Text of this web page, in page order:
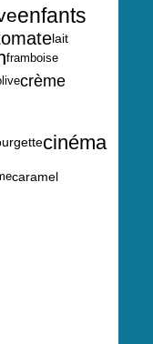
enfants
lait
framboise
crème
cinéma
caramel